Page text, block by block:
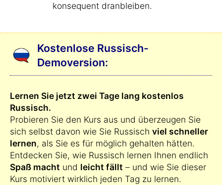
konsequent dranbleiben.
Kostenlose Russisch-
Demoversion:
Lernen Sie jetzt zwei Tage lang kostenlos
Russisch.
Probieren Sie den Kurs aus und überzeugen Sie
sich selbst davon wie Sie Russisch viel schneller
lernen, als Sie es für möglich gehalten hätten.
Entdecken Sie, wie Russisch lernen Ihnen endlich
Spaß macht und leicht fällt – und wie Sie dieser
Kurs motiviert wirklich jeden Tag zu lernen.